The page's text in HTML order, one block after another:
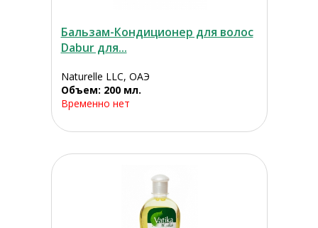
Бальзам-Кондиционер для волос
Dabur для...
Naturelle LLC, ОАЭ
Объем: 200 мл.
Временно нет